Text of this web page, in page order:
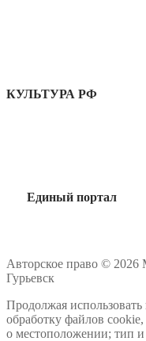
КУЛЬТУРА РФ
Единый портал
Авторское право © 2026
Гурьевск
Продолжая использовать
обработку файлов
о местоположении; тип